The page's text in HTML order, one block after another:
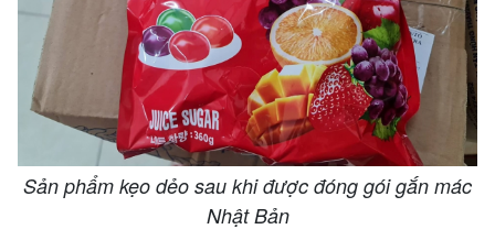
Sản phẩm kẹo dẻo sau khi được đóng gói gắn mác
Nhật Bản